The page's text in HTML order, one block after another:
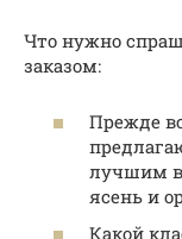
Что нужно
заказом:
Прежде
лучшим
ясень и
Какой